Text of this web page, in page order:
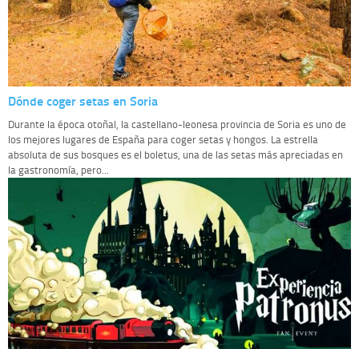
Dónde coger setas en Soria
Durante la época otoñal, la castellano-leonesa provincia de Soria es uno de
los mejores lugares de España para coger setas y hongos. La estrella
absoluta de sus bosques es el boletus, una de las setas más apreciadas en
la gastronomía, pero...